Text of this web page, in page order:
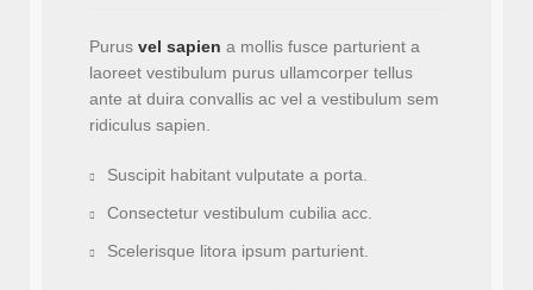
Purus vel sapien a mollis fusce parturient a
laoreet vestibulum purus ullamcorper tellus
ante at duira convallis ac vel a vestibulum sem
ridiculus sapien.
Suscipit habitant vulputate a porta.
Consectetur vestibulum cubilia acc.
Scelerisque litora ipsum parturient.